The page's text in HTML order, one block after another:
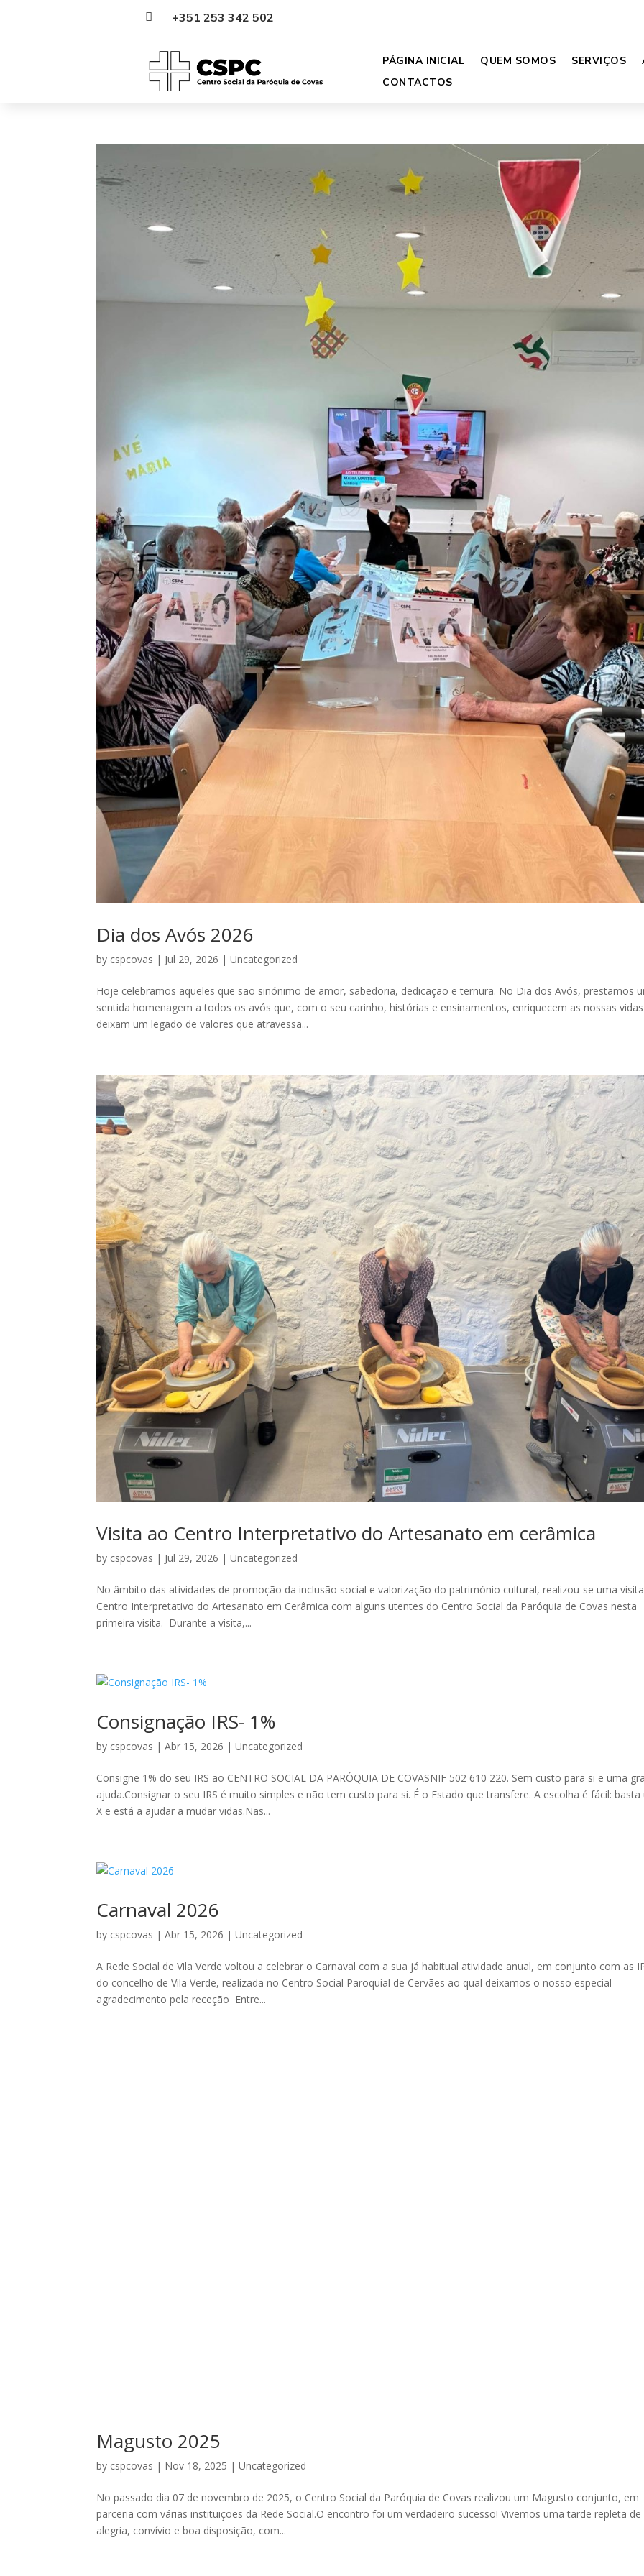
 +351 253 342 502
PÁGINA INICIAL QUEM SOMOS SERVIÇOS
CONTACTOS
Dia dos Avós 2026
by cspcovas | Jul 29, 2026 |Uncategorized
Hoje celebramos aqueles que são sinónimo de amor, sabedoria, dedicação e ternura. No Dia dos Avós, prestamos
sentida homenagem a todos os avós que, com o seu carinho, histórias e ensinamentos, enriquecem as nossas
deixam um legado de valores que atravessa...
Visita ao Centro Interpretativo do Artesanato em cerâmica
by cspcovas | Jul 29, 2026 |Uncategorized
No âmbito das atividades de promoção da inclusão social e valorização do património cultural, realizou-se uma
Centro Interpretativo do Artesanato em Cerâmica com alguns utentes do Centro Social da Paróquia de Covas nesta
primeira visita. Durante a visita,...
Consignação IRS- 1%
by cspcovas |Abr 15, 2026 |Uncategorized
Consigne 1% do seu IRS ao CENTRO SOCIAL DA PARÓQUIA DE COVASNIF 502 610 220. Sem custo para si e uma
ajuda.Consignar o seu IRS é muito simples e não tem custo para si. É o Estado que transfere. A escolha é fácil: basta
X e está a ajudar a mudar vidas.Nas...
Carnaval 2026
by cspcovas |Abr 15, 2026 |Uncategorized
A Rede Social de Vila Verde voltou a celebrar o Carnaval com a sua já habitual atividade anual, em conjunto com as
do concelho de Vila Verde, realizada no Centro Social Paroquial de Cervães ao qual deixamos o nosso especial
agradecimento pela receção Entre...
Magusto 2025
by cspcovas | Nov 18, 2025 |Uncategorized
No passado dia 07 de novembro de 2025, o Centro Social da Paróquia de Covas realizou um Magusto conjunto, em
parceria com várias instituições da Rede Social.O encontro foi um verdadeiro sucesso! Vivemos uma tarde repleta de
alegria, convívio e boa disposição, com...